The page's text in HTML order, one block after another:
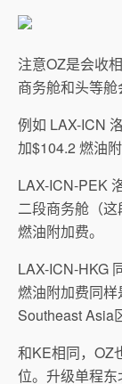
注意OZ是会收
商务舱和头等舱
例如 LAX-ICN
加$104.2 燃油附
LAX-ICN-PEK
二段商务舱（
燃油附加费。
LAX-ICN-HKG
燃油附加费同
Southeast
和KE相同，OZ
位。升级单程